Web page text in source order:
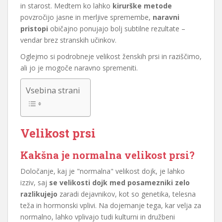
in starost. Medtem ko lahko kirurške metode
povzročijo jasne in merljive spremembe, naravni
pristopi običajno ponujajo bolj subtilne rezultate –
vendar brez stranskih učinkov.
Oglejmo si podrobneje velikost ženskih prsi in raziščimo,
ali jo je mogoče naravno spremeniti.
Vsebina strani
Velikost prsi
Kakšna je normalna velikost prsi?
Določanje, kaj je "normalna" velikost dojk, je lahko
izziv, saj se velikosti dojk med posamezniki zelo
razlikujejo zaradi dejavnikov, kot so genetika, telesna
teža in hormonski vplivi. Na dojemanje tega, kar velja za
normalno, lahko vplivajo tudi kulturni in družbeni